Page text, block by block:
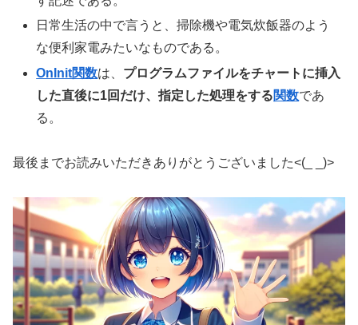
日常生活の中で言うと、掃除機や電気炊飯器のよう
な便利家電みたいなものである。
OnInit関数は、 プログラムファイルをチャートに挿入
した直後に1回だけ、指定した処理をする関数であ
る。
最後までお読みいただきありがとうございました<(_ _)>